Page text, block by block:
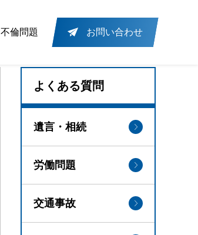
不倫問題 お問い合わせ
よくある質問
遺言・相続
労働問題
交通事故